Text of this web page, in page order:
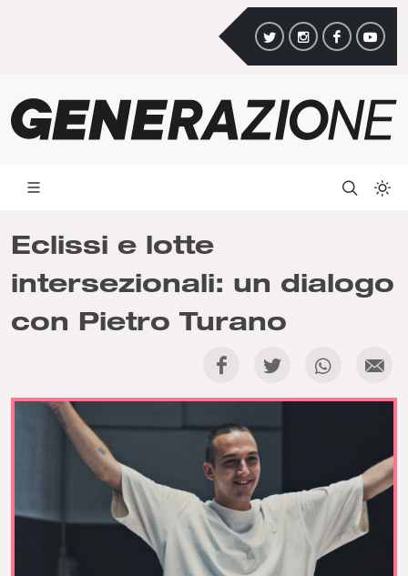
Eclissi e lotte
intersezionali: un dialogo
con Pietro Turano